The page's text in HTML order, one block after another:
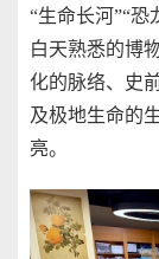
“生命长河”“恐
白天熟悉的博
化的脉络、史
及极地生命的
亮。